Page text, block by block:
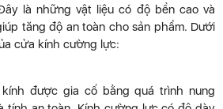
là những vật liệu có độ bền cao và
tăng độ an toàn cho sản phẩm. Dưới
cửa kính cường lực:
được gia cố bằng quá trình nung